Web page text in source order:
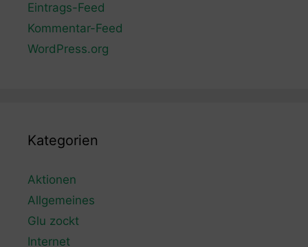
Eintrags-Feed
Kommentar-Feed
WordPress.org
Kategorien
Aktionen
Allgemeines
Glu zockt
Internet